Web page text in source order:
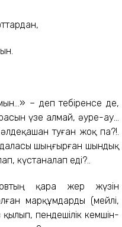
– деп тебіренсе де,
үзе алмай, әуре-ау...
туған жоқ па?!.
шыңғырған шындық
күстаналап еді?..
қара жер жүзін
марқұмдарды (мейлі,
пендешілік кемшін-